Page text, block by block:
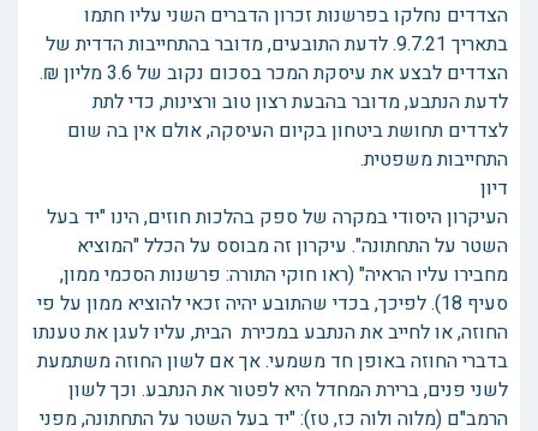
הצדדים נחלקו בפרשנות זכרון הדברים השני עליו חתמו
בתאריך 9.7.21. לדעת התובעים, מדובר בהתחייבות הדדית של
הצדדים לבצע את עיסקת המכר בסכום נקוב של 3.6 מליון ₪.
לדעת הנתבע, מדובר בהבעת רצון טוב ורצינות, כדי לתת
לצדדים תחושת ביטחון בקיום העיסקה, אולם אין בה שום
התחייבות משפטית.
דיון
העיקרון היסודי במקרה של ספק בהלכות חוזים, הינו "יד בעל
השטר על התחתונה". עיקרון זה מבוסס על הכלל "המוציא
מחבירו עליו הראיה" (ראו חוקי התורה: פרשנות הסכמי ממון,
סעיף 18). לפיכך, בכדי שהתובע יהיה זכאי להוציא ממון על פי
החוזה, או לחייב את הנתבע במכירת הבית, עליו לעגן את טענתו
בדברי החוזה באופן חד משמעי. אך אם לשון החוזה משתמעת
לשני פנים, ברירת המחדל היא לפטור את הנתבע. וכך לשון
הרמב"ם (מלוה ולוה כז, טז): "יד בעל השטר על התחתונה, מפני